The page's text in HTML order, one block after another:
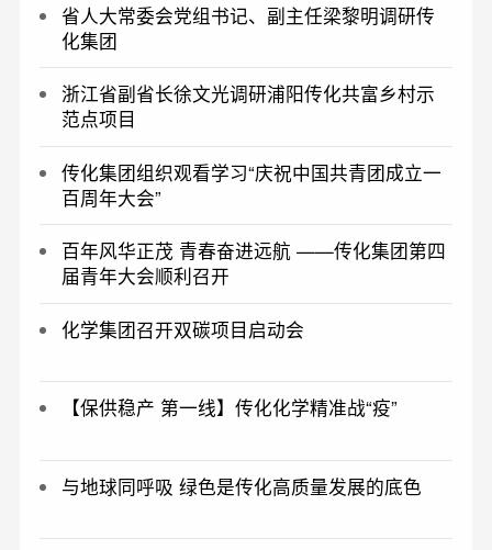
省人大常委会党组书记、副主任梁黎明调研传
化集团
浙江省副省长徐文光调研浦阳传化共富乡村示
范点项目
传化集团组织观看学习“庆祝中国共青团成立一
百周年大会”
百年风华正茂 青春奋进远航 ——传化集团第四
届青年大会顺利召开
化学集团召开双碳项目启动会
【保供稳产 第一线】传化化学精准战“疫”
与地球同呼吸 绿色是传化高质量发展的底色